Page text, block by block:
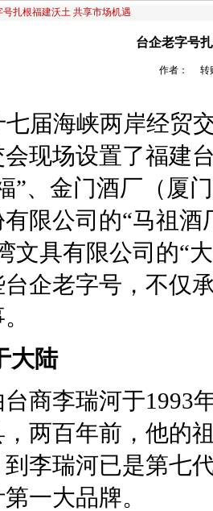
号扎根福建沃土 共享市场机遇
台企老字号
作者： 转
七届海峡两岸经贸
现场设置了福建
”、金门酒厂（厦
限公司的“马祖
文具有限公司的“
企老字号，不仅
大陆
商李瑞河于1993
两百年前，他的
李瑞河已是第七
一大品牌。